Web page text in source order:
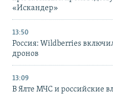
«Искандер»
13:50
Россия: Wildberries
дронов
13:09
В Ялте МЧС и российские